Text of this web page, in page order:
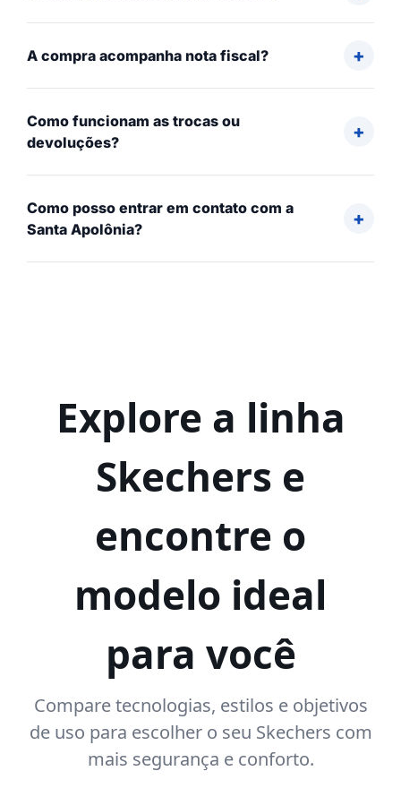
A compra acompanha nota fiscal?
Como funcionam as trocas ou
devoluções?
Como posso entrar em contato com a
Santa Apolônia?
Explore a linha
Skechers e
encontre o
modelo ideal
para você
Compare tecnologias, estilos e objetivos
de uso para escolher o seu Skechers com
mais segurança e conforto.